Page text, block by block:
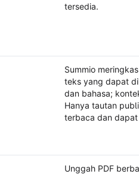
tersedia.
Summio
teks yang dapat
dan bahasa;
Hanya tautan
terbaca dan
Unggah PDF